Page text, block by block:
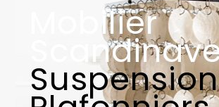
Mobilier